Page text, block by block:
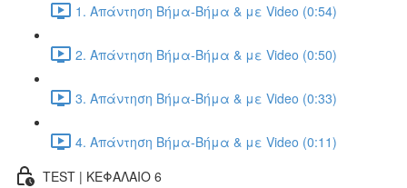
1. Απάντηση Βήμα-Βήμα & με Video (0:54)
2. Απάντηση Βήμα-Βήμα & με Video (0:50)
3. Απάντηση Βήμα-Βήμα & με Video (0:33)
4. Απάντηση Βήμα-Βήμα & με Video (0:11)
TEST | ΚΕΦΑΛΑΙΟ 6